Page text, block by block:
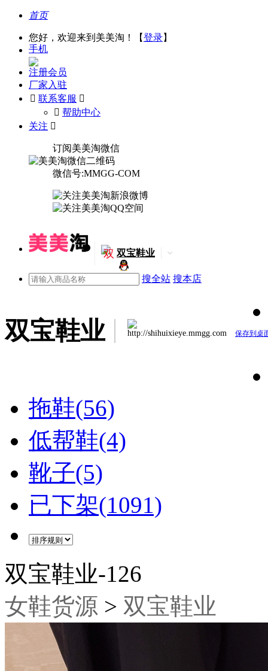
首页
您好，欢迎来到美美淘！【登录】
手机
注册会员
厂家入驻
 联系客服 
󰅃 帮助中心
关注 
订阅美美淘微信
微信号:MMGG-COM
双 双宝鞋业
搜全站 搜本店
双宝鞋业 http://shihuixieye.mmgg.com 保存到桌
拖鞋(56)
低帮鞋(4)
靴子(5)
已下架(1091)
双宝鞋业-126
女鞋货源 > 双宝鞋业